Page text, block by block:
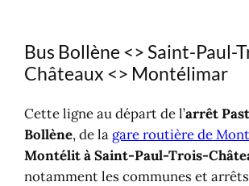
Bus Bollène <> Saint-Paul-
Châteaux <> Montélimar
Cette ligne au départ de l’arrêt
Bollène, de la gare routière de
Montélit à Saint-Paul-Trois-
notamment les communes et